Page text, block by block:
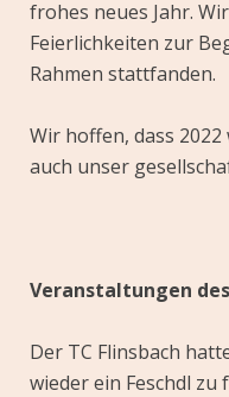
frohes neues Jahr.
Feierlichkeiten zur
Rahmen stattfanden.
Wir hoffen, dass
auch unser
Veranstaltungen
Der TC Flinsbach
wieder ein Feschdl